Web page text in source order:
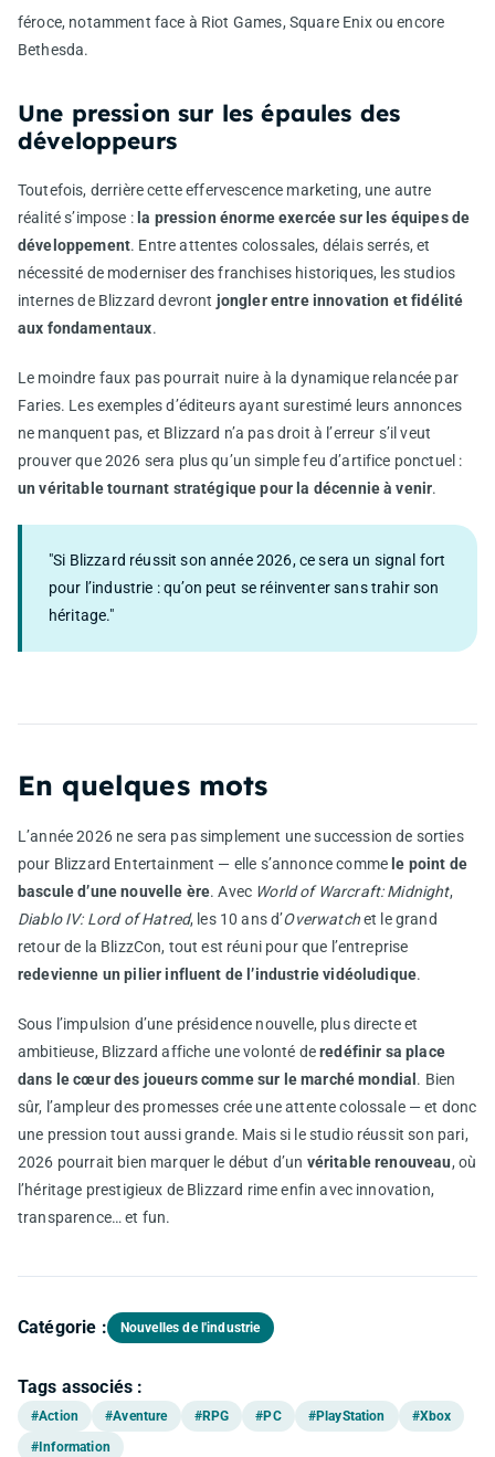
féroce, notamment face à Riot Games, Square Enix ou encore
Bethesda.
Une pression sur les épaules des
développeurs
Toutefois, derrière cette effervescence marketing, une autre
réalité s’impose : la pression énorme exercée sur les équipes de
développement. Entre attentes colossales, délais serrés, et
nécessité de moderniser des franchises historiques, les studios
internes de Blizzard devront jongler entre innovation et fidélité
aux fondamentaux.
Le moindre faux pas pourrait nuire à la dynamique relancée par
Faries. Les exemples d’éditeurs ayant surestimé leurs annonces
ne manquent pas, et Blizzard n’a pas droit à l’erreur s’il veut
prouver que 2026 sera plus qu’un simple feu d’artifice ponctuel :
un véritable tournant stratégique pour la décennie à venir.
"Si Blizzard réussit son année 2026, ce sera un signal fort
pour l’industrie : qu’on peut se réinventer sans trahir son
héritage."
En quelques mots
L’année 2026 ne sera pas simplement une succession de sorties
pour Blizzard Entertainment — elle s’annonce comme le point de
bascule d’une nouvelle ère. Avec World of Warcraft: Midnight,
Diablo IV: Lord of Hatred, les 10 ans d’Overwatchet le grand
retour de la BlizzCon, tout est réuni pour que l’entreprise
redevienne un pilier influent de l’industrie vidéoludique.
Sous l’impulsion d’une présidence nouvelle, plus directe et
ambitieuse, Blizzard affiche une volonté deredéfinir sa place
dans le cœur des joueurs comme sur le marché mondial . Bien
sûr, l’ampleur des promesses crée une attente colossale — et donc
une pression tout aussi grande. Mais si le studio réussit son pari,
2026 pourrait bien marquer le début d’un véritable renouveau, où
l’héritage prestigieux de Blizzard rime enfin avec innovation,
transparence… et fun.
Catégorie : Nouvelles de l'industrie
Tags associés :
#Action #Aventure #RPG #PC #PlayStation
#Xbox
#Information